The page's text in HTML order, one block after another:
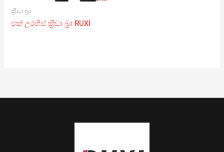
ක්‍රීඩා බ්‍රා
එක් උරහිස් ක්‍රීඩා බ්‍රා RUXI